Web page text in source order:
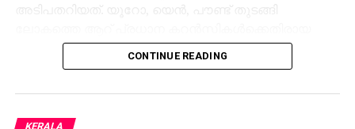
യു.എസ് ഡോളര്‍ ഇന്‍ഡക്‌സ് ഏതാനും ദിവസങ്ങള്‍ക്ക്
മുമ്പുവരെ 98ല്‍ ആയിരുന്നത് ഇപ്പോള്‍ 100ന്
പലിശനിരക്ക് കുറയ്ക്കാന്‍ സാധ്യത ഇല്ല. ഇന്ത്യന്‍
CONTINUE READING
KERALA